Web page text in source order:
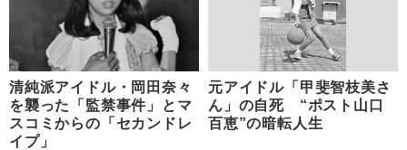
清純派アイドル・岡田奈々
を襲った「監禁事件」とマ
スコミからの「セカンドレ
イプ」
元アイドル「甲斐智枝美さ
ん」の自死 “ポスト山口
百恵”の暗転人生